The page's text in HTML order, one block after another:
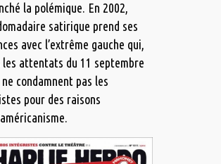
la polémique. En 2002,
satirique prend ses
avec l’extrême gauche qui,
les attentats du 11 septembre
ne condamnent pas les
pour des raisons